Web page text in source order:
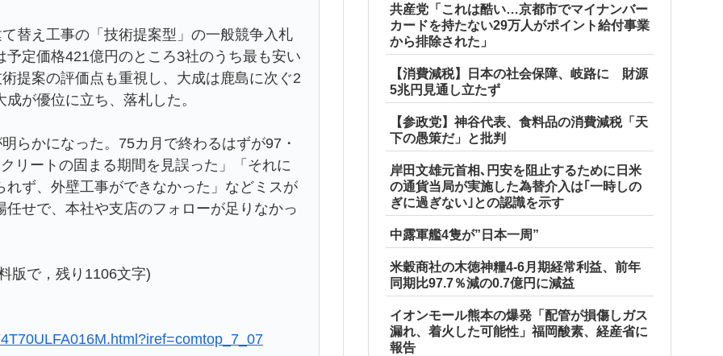
替え工事の「技術提案型」の一般競争入札
定価格421億円のところ3社のうち最も安い
提案の評価点も重視し、大成は鹿島に次ぐ2
が優位に立ち、落札した。
かになった。75カ月で終わるはずが97・
リートの固まる期間を見誤った」「それに
ず、外壁工事ができなかった」などミスが
せで、本社や支店のフォローが足りなかっ
で，残り1106文字)
共産党「これは酷い…京都市でマイナンバー
カードを持たない29万人がポイント給付事業
から排除された」
【消費減税】日本の社会保障、岐路に 財源
5兆円見通し立たず
【参政党】神谷代表、食料品の消費減税「天
下の愚策だ」と批判
岸田文雄元首相､円安を阻止するために日米
の通貨当局が実施した為替介入は｢一時しの
ぎに過ぎない｣との認識を示す
中露軍艦4隻が”日本一周”
米穀商社の木徳神糧4-6月期経常利益、前年
同期比97.7％減の0.7億円に減益
イオンモール熊本の爆発「配管が損傷しガス
漏れ、着火した可能性」福岡酸素、経産省に
報告